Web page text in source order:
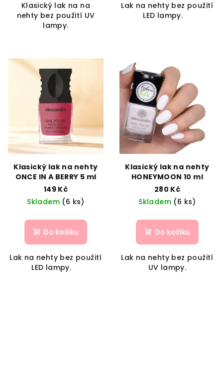
Klasický lak na na
nehty bez použití UV
lampy.
Lak na nehty bez použití
LED lampy.
Klasický lak na nehty
ONCE IN A BERRY 5 ml
149 Kč
Skladem (6 ks)
Do košíku
Lak na nehty bez použití
LED lampy.
Klasický lak na nehty
HONEYMOON 10 ml
280 Kč
Skladem (6 ks)
Do košíku
Lak na nehty bez použití
UV lampy.